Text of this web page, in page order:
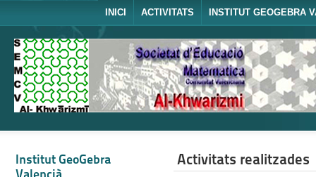
INICI ACTIVITATS INSTITUT GEOGEBRA
Institut GeoGebra
Valencià
Activitats realitzades